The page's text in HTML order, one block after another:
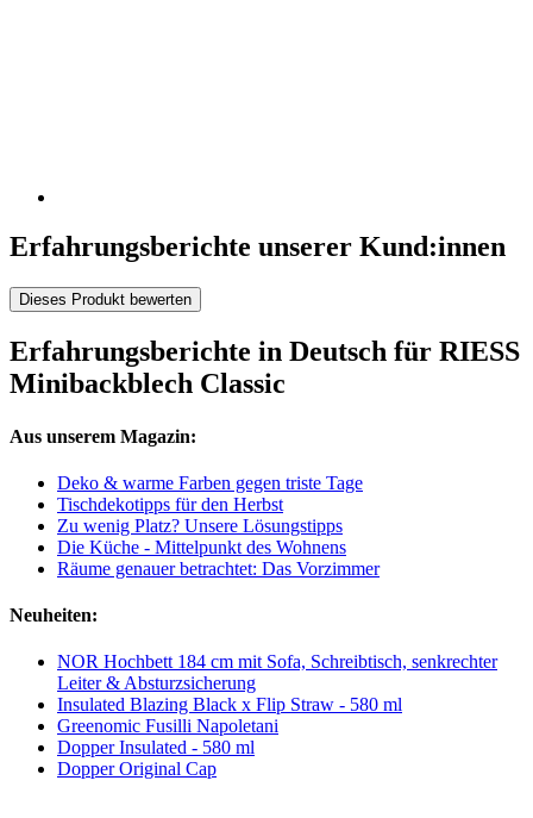
Erfahrungsberichte unserer Kund:innen
Dieses Produkt bewerten
Erfahrungsberichte in Deutsch für RIESS
Minibackblech Classic
Aus unserem Magazin:
Deko & warme Farben gegen triste Tage
Tischdekotipps für den Herbst
Zu wenig Platz? Unsere Lösungstipps
Die Küche - Mittelpunkt des Wohnens
Räume genauer betrachtet: Das Vorzimmer
Neuheiten:
NOR Hochbett 184 cm mit Sofa, Schreibtisch, senkrechter
Leiter & Absturzsicherung
Insulated Blazing Black x Flip Straw - 580 ml
Greenomic Fusilli Napoletani
Dopper Insulated - 580 ml
Dopper Original Cap